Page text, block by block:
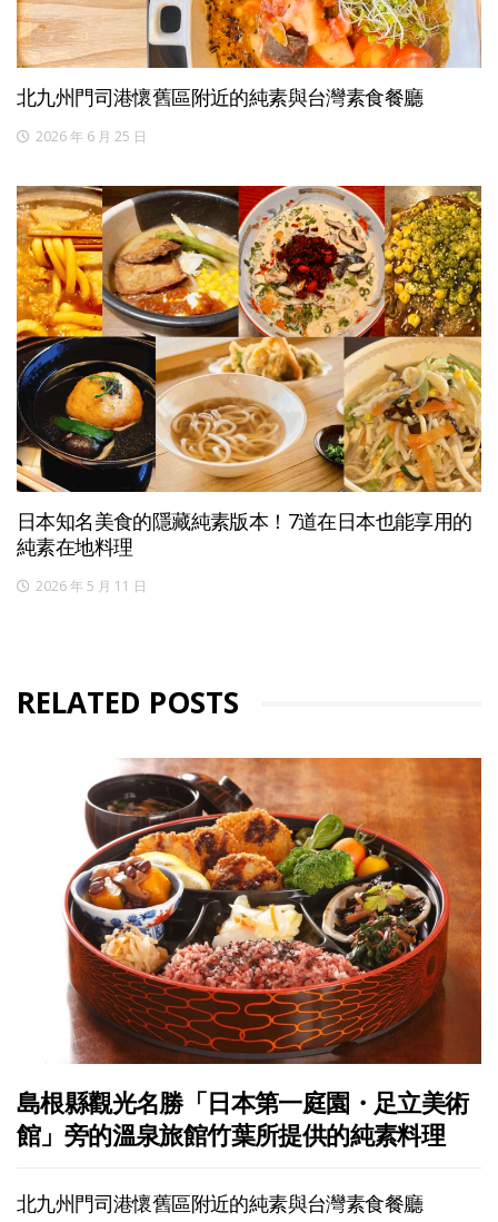
北九州門司港懷舊區附近的純素與台灣素食餐廳
2026 年 6 月 25 日
日本知名美食的隱藏純素版本！7道在日本也能享用的
純素在地料理
2026 年 5 月 11 日
RELATED POSTS
島根縣觀光名勝「日本第一庭園・足立美術
館」旁的溫泉旅館竹葉所提供的純素料理
北九州門司港懷舊區附近的純素與台灣素食餐廳